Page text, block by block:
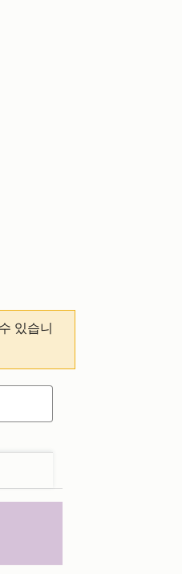
있습니